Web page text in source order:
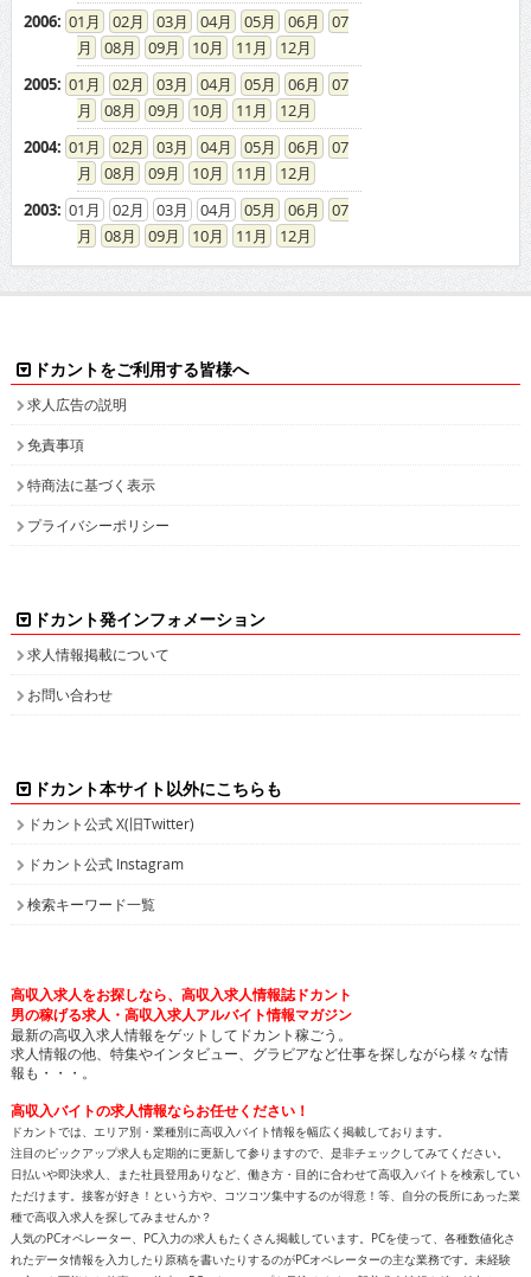
2006: 01 02 03 04 05 06
07
08
09 10 11
12
2005: 01 02 03 04 05 06
07
08
09 10 11
12
2004: 01 02 03 04 05 06
07
08
09 10 11
12
2003: 01 02 03 04 05 06
07
08
09 10 11 12
ドカントをご利用する皆様へ
求人広告の説明
免責事項
特商法に基づく表示
プライバシーポリシー
ドカント発インフォメーション
求人情報掲載について
お問い合わせ
ドカント本サイト以外にこちらも
ドカント公式 X(旧Twitter)
ドカント公式 Instagram
検索キーワード一覧
高収入求人をお探しなら、高収入求人情報誌ドカント
男の稼げる求人・高収入求人アルバイト情報マガジン
最新の高収入求人情報をゲットしてドカント稼ごう。
求人情報の他、特集やインタビュー、グラビアなど仕事を探しながら様々な情
報も・・・。
高収入バイトの求人情報ならお任せください！
ドカントでは、エリア別・業種別に高収入バイト情報を幅広く掲載しております。
注目のピックアップ求人も定期的に更新して参りますので、是非チェックしてみてください。
日払いや即決求人、また社員登用ありなど、働き方・目的に合わせて高収入バイトを検索してい
ただけます。接客が好き！という方や、コツコツ集中するのが得意！等、自分の長所にあった業
種で高収入求人を探してみませんか？
人気のPCオペレーター、PC入力の求人もたくさん掲載しています。PCを使って、各種数値化さ
れたデータ情報を入力したり原稿を書いたりするのがPCオペレーターの主な業務です。未経験